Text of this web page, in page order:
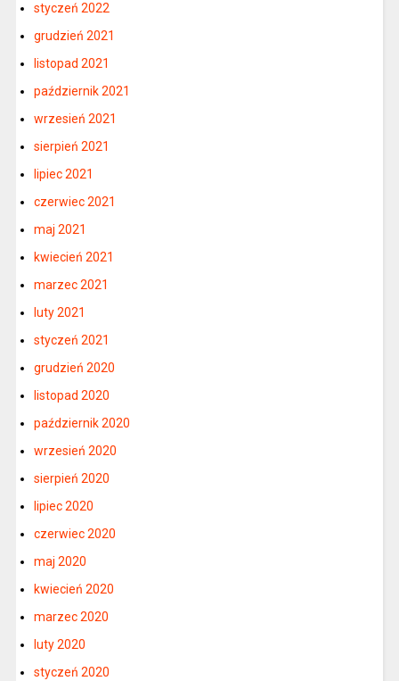
styczeń 2022
grudzień 2021
listopad 2021
październik 2021
wrzesień 2021
sierpień 2021
lipiec 2021
czerwiec 2021
maj 2021
kwiecień 2021
marzec 2021
luty 2021
styczeń 2021
grudzień 2020
listopad 2020
październik 2020
wrzesień 2020
sierpień 2020
lipiec 2020
czerwiec 2020
maj 2020
kwiecień 2020
marzec 2020
luty 2020
styczeń 2020